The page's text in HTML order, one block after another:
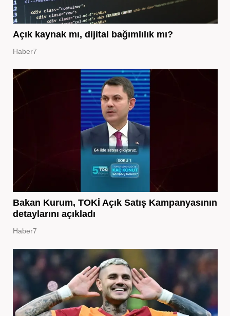
Açık kaynak mı, dijital bağımlılık mı?
Haber7
Bakan Kurum, TOKİ Açık Satış Kampanyasının
detaylarını açıkladı
Haber7